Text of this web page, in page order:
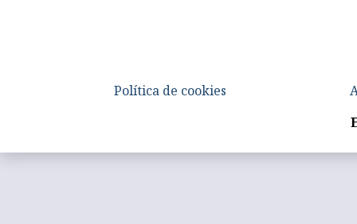
Política de cookies